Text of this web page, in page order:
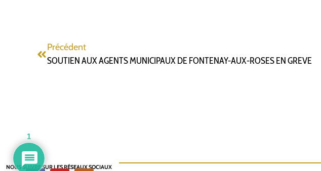
Précédent
SOUTIEN AUX AGENTS MUNICIPAUX DE FONTENAY-AUX-ROSES EN GREVE
NOUS SUIVRE SUR LES RÉSEAUX SOCIAUX
1